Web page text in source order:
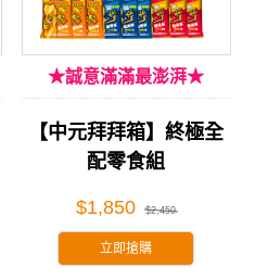
★誠意滿滿最澎湃★
【中元拜拜箱】終極全
配零食組
$1,850 $2,459
立即搶購